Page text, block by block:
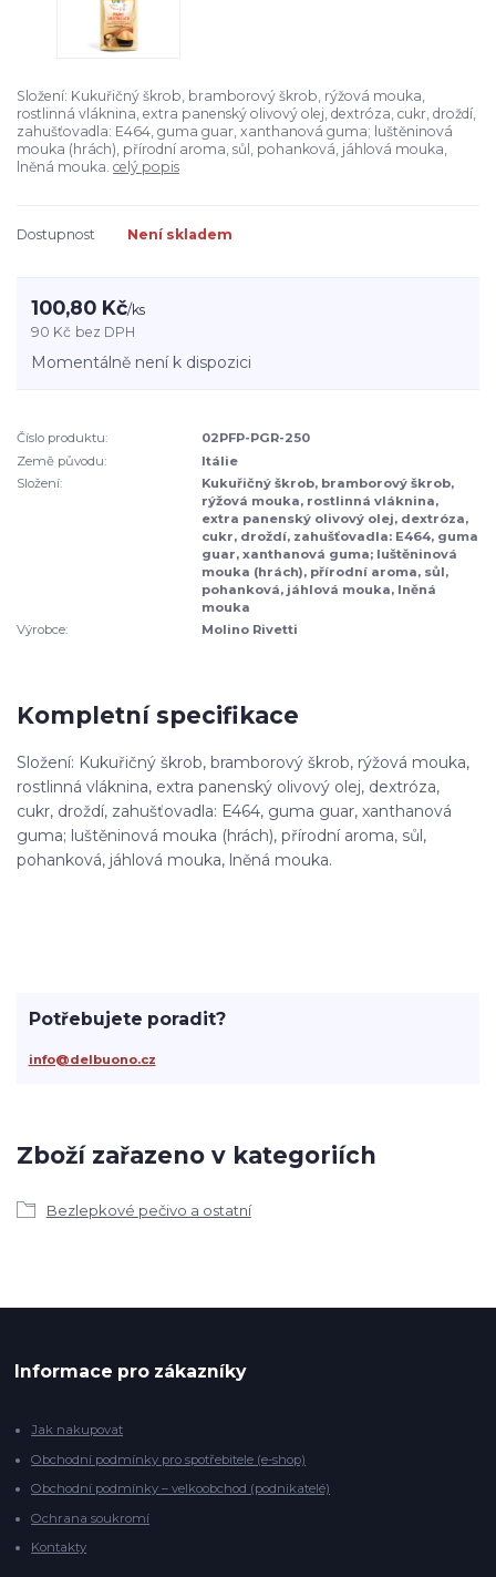
Složení: Kukuřičný škrob, bramborový škrob, rýžová mouka,
rostlinná vláknina, extra panenský olivový olej, dextróza, cukr, droždí,
zahušťovadla: E464, guma guar, xanthanová guma; luštěninová
mouka (hrách), přírodní aroma, sůl, pohanková, jáhlová mouka,
lněná mouka. celý popis
Dostupnost Není skladem
100,80 Kč/ks
90 Kč bez DPH
Momentálně není k dispozici
Číslo produktu:
02PFP-PGR-250
Země původu:
Itálie
Složení:
Kukuřičný škrob, bramborový škrob,
rýžová mouka, rostlinná vláknina,
extra panenský olivový olej, dextróza,
cukr, droždí, zahušťovadla: E464, guma
guar, xanthanová guma; luštěninová
mouka (hrách), přírodní aroma, sůl,
pohanková, jáhlová mouka, lněná
mouka
Výrobce:
Molino Rivetti
Kompletní specifikace
Složení: Kukuřičný škrob, bramborový škrob, rýžová mouka,
rostlinná vláknina, extra panenský olivový olej, dextróza,
cukr, droždí, zahušťovadla: E464, guma guar, xanthanová
guma; luštěninová mouka (hrách), přírodní aroma, sůl,
pohanková, jáhlová mouka, lněná mouka.
Zboží zařazeno v kategoriích
Bezlepkové pečivo a ostatní
Potřebujete poradit?
info@delbuono.cz
Informace pro zákazníky
Jak nakupovat
Obchodní podmínky pro spotřebitele (e-shop)
Obchodní podmínky – velkoobchod (podnikatelé)
Ochrana soukromí
Kontakty